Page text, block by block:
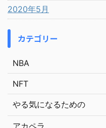
2020年5月
カテゴリー
NBA
NFT
やる気になるための
アカペラ